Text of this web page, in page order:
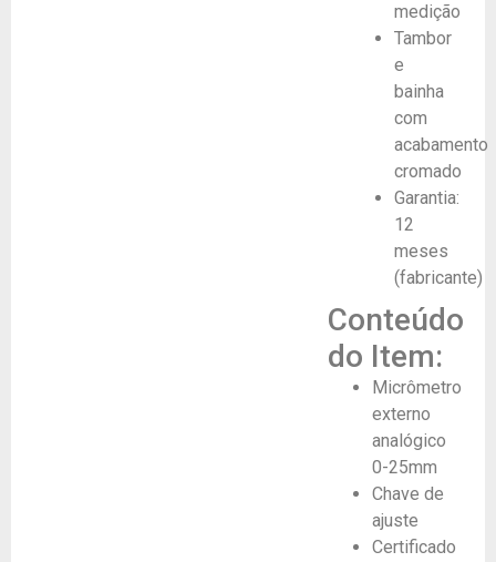
medição
Tambor
e
bainha
com
acabamento
cromado
Garantia:
12
meses
(fabricante)
Conteúdo
do Item:
Micrômetro
externo
analógico
0-25mm
Chave de
ajuste
Certificado